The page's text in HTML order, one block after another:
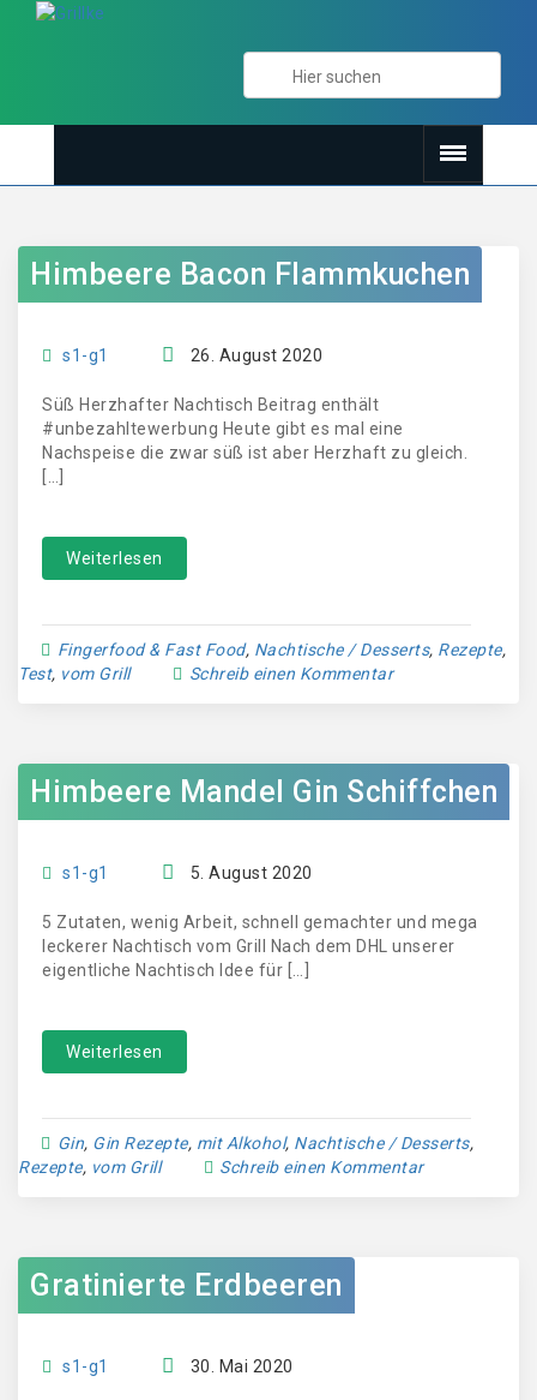
Himbeere Bacon Flammkuchen
s1-g1 26. August 2020
Süß Herzhafter Nachtisch Beitrag enthält
#unbezahltewerbung Heute gibt es mal eine
Nachspeise die zwar süß ist aber Herzhaft zu gleich.
[…]
Weiterlesen
Fingerfood & Fast Food, Nachtische / Desserts, Rezepte,
Test, vom Grill Schreib einen Kommentar
Himbeere Mandel Gin Schiffchen
s1-g1 5. August 2020
5 Zutaten, wenig Arbeit, schnell gemachter und mega
leckerer Nachtisch vom Grill Nach dem DHL unserer
eigentliche Nachtisch Idee für […]
Weiterlesen
Gin, Gin Rezepte, mit Alkohol, Nachtische / Desserts,
Rezepte, vom Grill Schreib einen Kommentar
Gratinierte Erdbeeren
s1-g1 30. Mai 2020